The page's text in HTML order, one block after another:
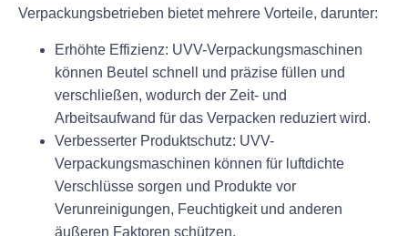
Verpackungsbetrieben bietet mehrere Vorteile, darunter:
Erhöhte Effizienz: UVV-Verpackungsmaschinen
können Beutel schnell und präzise füllen und
verschließen, wodurch der Zeit- und
Arbeitsaufwand für das Verpacken reduziert wird.
Verbesserter Produktschutz: UVV-
Verpackungsmaschinen können für luftdichte
Verschlüsse sorgen und Produkte vor
Verunreinigungen, Feuchtigkeit und anderen
äußeren Faktoren schützen.